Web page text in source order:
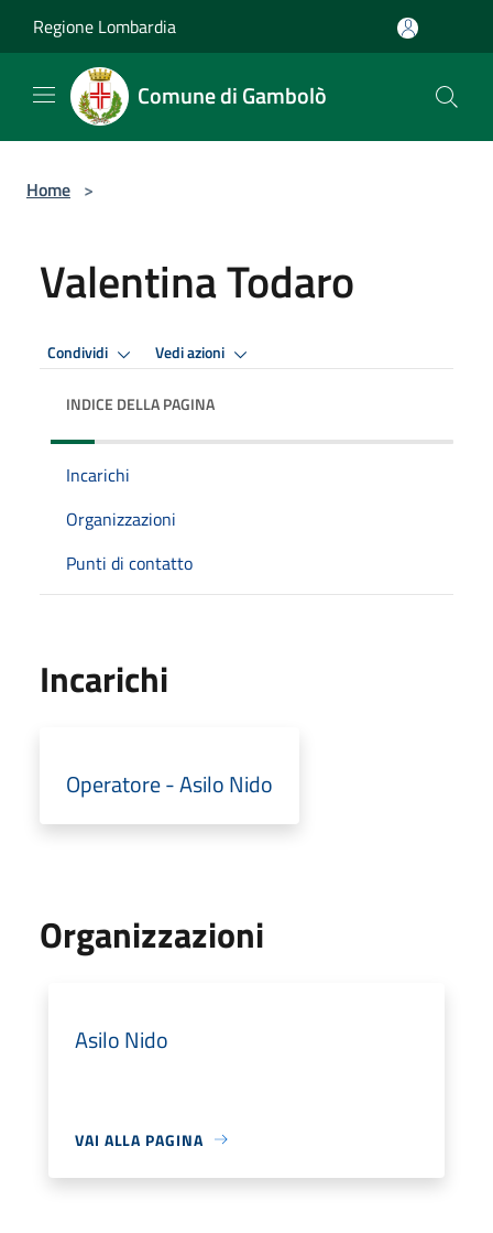
Regione Lombardia
Comune di Gambolò
Home >
Valentina Todaro
Condividi Vedi azioni
INDICE DELLA PAGINA
Incarichi
Organizzazioni
Punti di contatto
Incarichi
Operatore - Asilo Nido
Organizzazioni
Asilo Nido
VAI ALLA PAGINA